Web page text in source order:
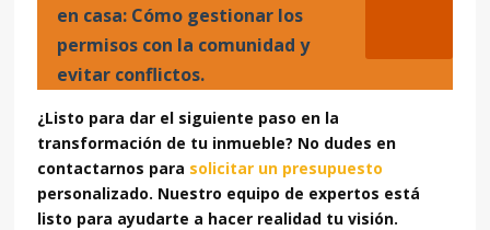
en casa: Cómo gestionar los
permisos con la comunidad y
evitar conflictos.
¿Listo para dar el siguiente paso en la
transformación de tu inmueble? No dudes en
contactarnos para solicitar un presupuesto
personalizado. Nuestro equipo de expertos está
listo para ayudarte a hacer realidad tu visión.